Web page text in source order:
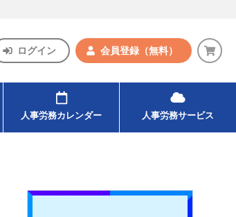
ログイン 会員登録 （無料）
人事労務カレンダー 人事労務サービス